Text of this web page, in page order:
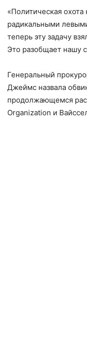
«Политическая
радикальными
теперь эту задачу
Это разобщает нашу
Генеральный
Джеймс назвала
продолжающемся
Organization и